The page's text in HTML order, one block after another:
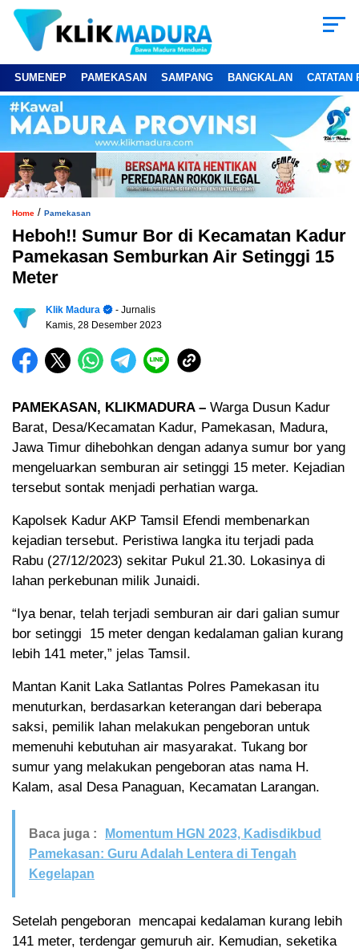
SUMENEP PAMEKASAN SAMPANG BANGKALAN CATATAN
Home / Pamekasan
Heboh!! Sumur Bor di Kecamatan Kadur
Pamekasan Semburkan Air Setinggi 15
Meter
Klik Madura
- Jurnalis
Kamis, 28 Desember 2023
PAMEKASAN, KLIKMADURA – Warga Dusun Kadur
Barat, Desa/Kecamatan Kadur, Pamekasan, Madura,
Jawa Timur dihebohkan dengan adanya sumur bor yang
mengeluarkan semburan air setinggi 15 meter. Kejadian
tersebut sontak menjadi perhatian warga.
Kapolsek Kadur AKP Tamsil Efendi membenarkan
kejadian tersebut. Peristiwa langka itu terjadi pada
Rabu (27/12/2023) sekitar Pukul 21.30. Lokasinya di
lahan perkebunan milik Junaidi.
“Iya benar, telah terjadi semburan air dari galian sumur
bor setinggi 15 meter dengan kedalaman galian kurang
lebih 141 meter,” jelas Tamsil.
Mantan Kanit Laka Satlantas Polres Pamekasan itu
menuturkan, berdasarkan keterangan dari beberapa
saksi, pemilik lahan melakukan pengeboran untuk
memenuhi kebutuhan air masyarakat. Tukang bor
sumur yang melakukan pengeboran atas nama H.
Kalam, asal Desa Panaguan, Kecamatan Larangan.
Baca juga :
Momentum HGN 2023, Kadisdikbud
Pamekasan: Guru Adalah Lentera di Tengah
Kegelapan
Setelah pengeboran mencapai kedalaman kurang lebih
141 meter, terdengar gemuruh air. Kemudian, seketika